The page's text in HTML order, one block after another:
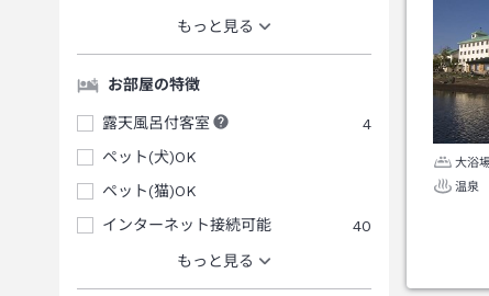
もっと見る
お部屋の特徴
露天風呂付客室
4
ペット(犬)OK
ペット(猫)OK
インターネット接続可能
40
もっと見る
大浴
温泉